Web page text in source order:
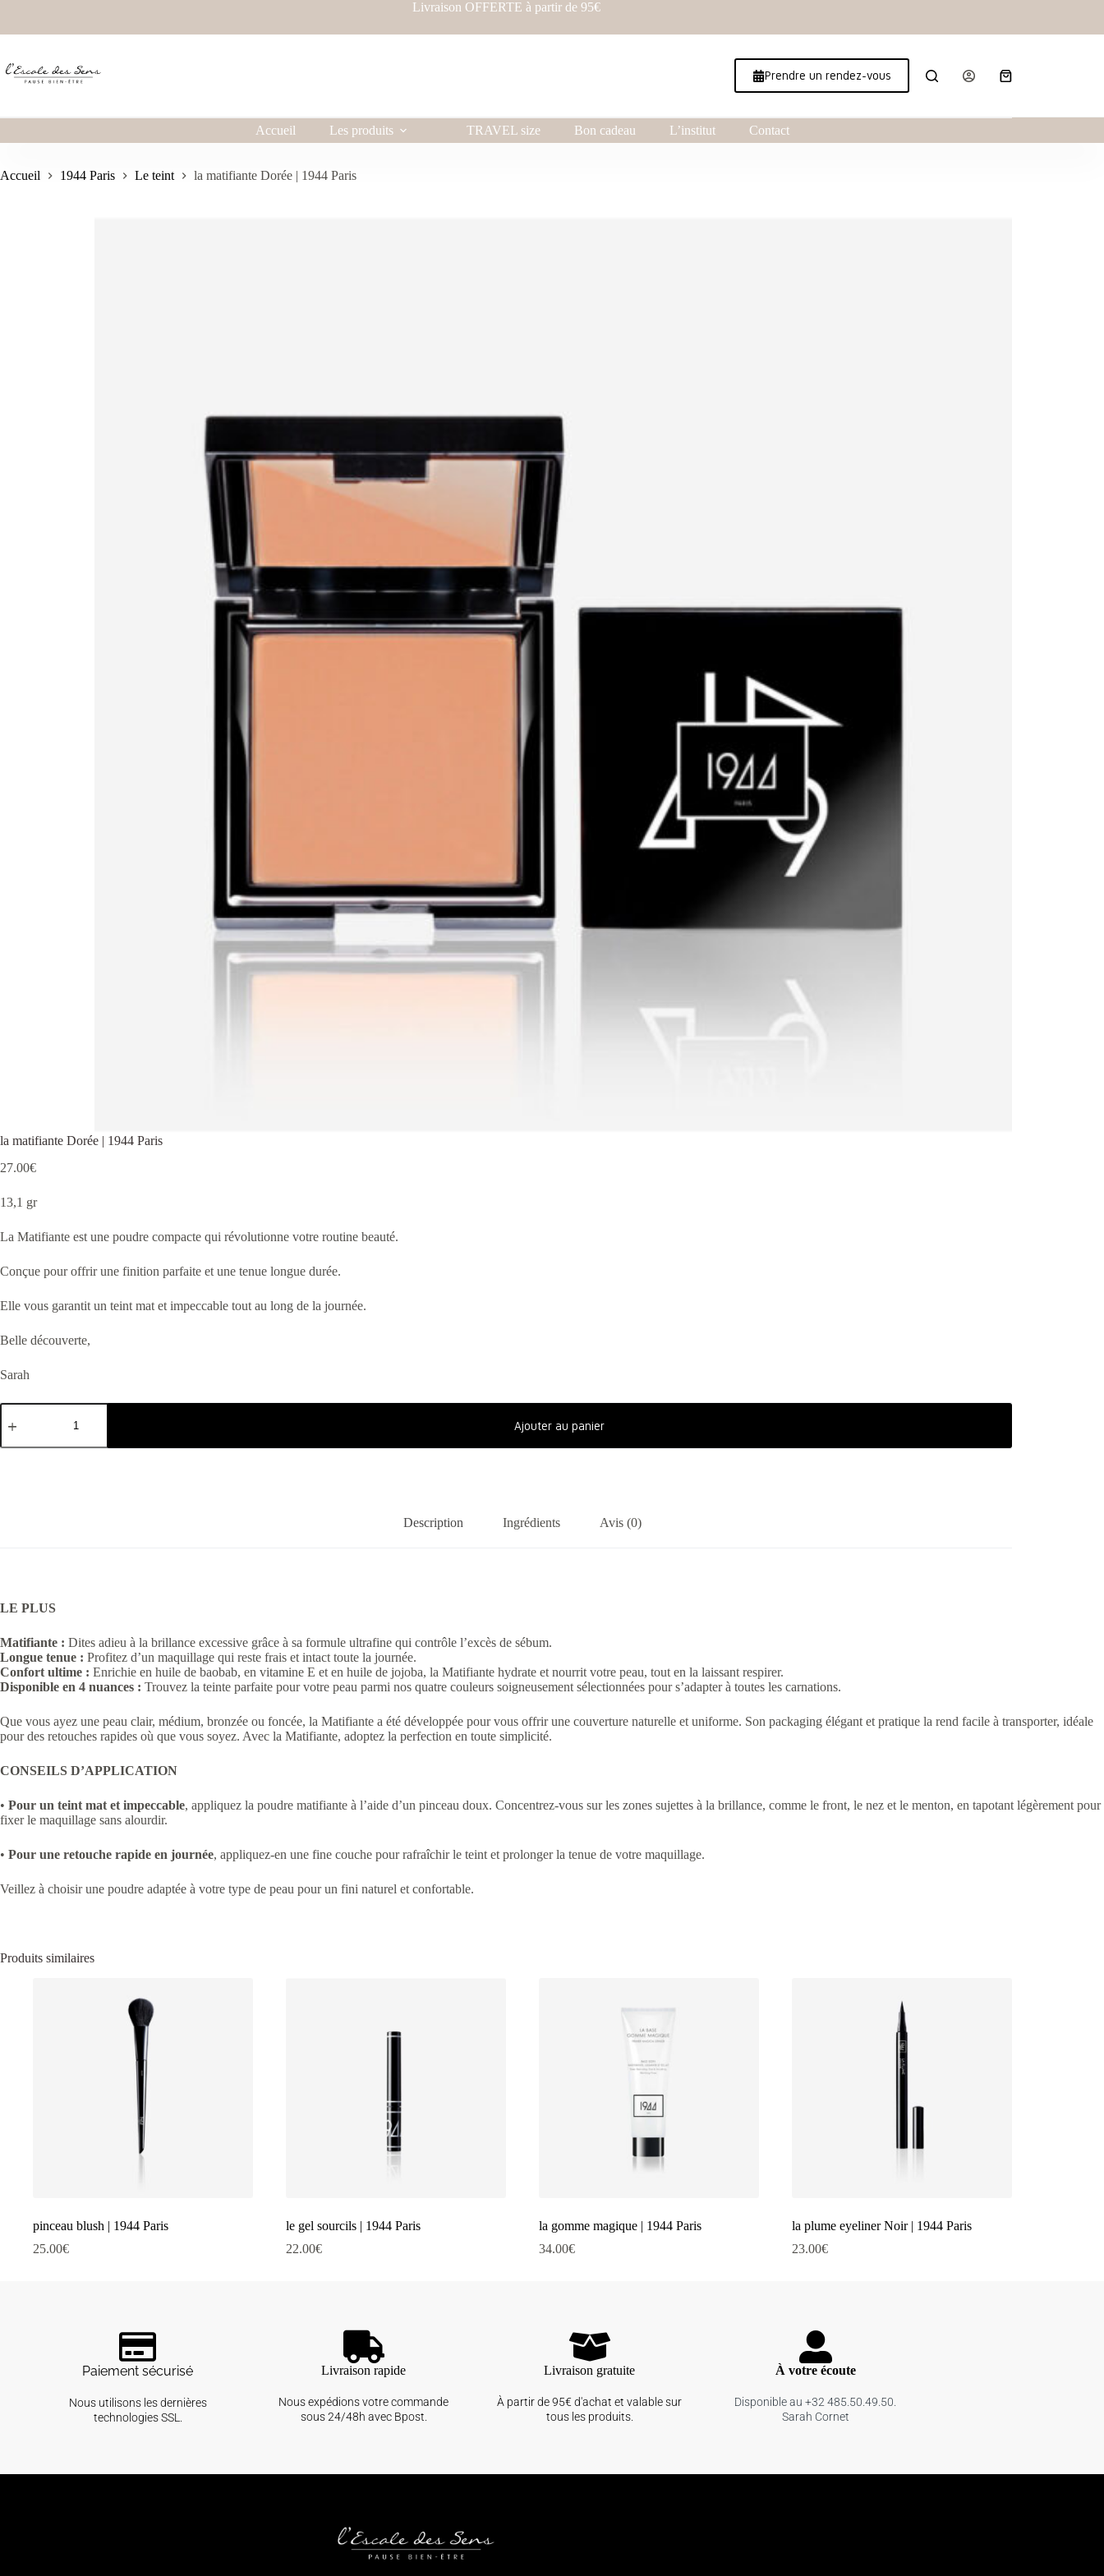
Livraison OFFERTE à partir de 95€
Prendre un rendez-vous
Accueil Les produits TRAVEL size Bon cadeau L’institut Contact
Accueil 1944 Paris Le teint la matifiante Dorée | 1944 Paris
la matifiante Dorée | 1944 Paris
27.00€
13,1 gr
La Matifiante est une poudre compacte qui révolutionne votre routine beauté.
Conçue pour offrir une finition parfaite et une tenue longue durée.
Elle vous garantit un teint mat et impeccable tout au long de la journée.
Belle découverte,
Sarah
Ajouter au panier
Description Ingrédients Avis (0)
LE PLUS
Matifiante : Dites adieu à la brillance excessive grâce à sa formule ultrafine qui contrôle l’excès de sébum.
Longue tenue : Profitez d’un maquillage qui reste frais et intact toute la journée.
Confort ultime : Enrichie en huile de baobab, en vitamine E et en huile de jojoba, la Matifiante hydrate et nourrit votre peau, tout en la laissant respirer.
Disponible en 4 nuances : Trouvez la teinte parfaite pour votre peau parmi nos quatre couleurs soigneusement sélectionnées pour s’adapter à toutes les carnations.
Que vous ayez une peau clair, médium, bronzée ou foncée, la Matifiante a été développée pour vous offrir une couverture naturelle et uniforme. Son packaging élégant et pratique la rend facile à transporter, idéale
pour des retouches rapides où que vous soyez. Avec la Matifiante, adoptez la perfection en toute simplicité.
CONSEILS D’APPLICATION
• Pour un teint mat et impeccable, appliquez la poudre matifiante à l’aide d’un pinceau doux. Concentrez-vous sur les zones sujettes à la brillance, comme le front, le nez et le menton, en tapotant légèrement pour
fixer le maquillage sans alourdir.
• Pour une retouche rapide en journée, appliquez-en une fine couche pour rafraîchir le teint et prolonger la tenue de votre maquillage.
Veillez à choisir une poudre adaptée à votre type de peau pour un fini naturel et confortable.
Produits similaires
pinceau blush | 1944 Paris
25.00€
le gel sourcils | 1944 Paris
22.00€
la gomme magique | 1944 Paris
34.00€
la plume eyeliner Noir | 1944 Paris
23.00€
Paiement sécurisé
Nous utilisons les dernières
technologies SSL.
Livraison rapide
Nous expédions votre commande
sous 24/48h avec Bpost.
Livraison gratuite
À partir de 95€ d'achat et valable sur
tous les produits.
À votre écoute
Disponible au +32 485.50.49.50.
Sarah Cornet